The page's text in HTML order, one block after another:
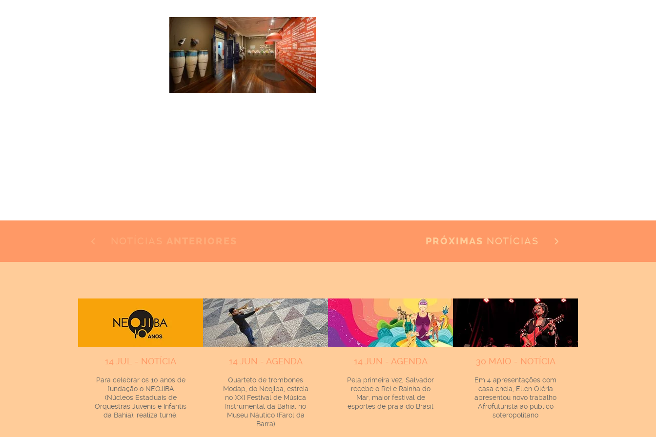
PRÓXIMAS NOTÍCIAS
14 JUL - NOTÍCIA
Para celebrar os 10 anos de
fundação o NEOJIBA
(Núcleos Estaduais de
Orquestras Juvenis e Infantis
da Bahia), realiza turnê.
14 JUN - AGENDA
Quarteto de trombones
Modap, do Neojiba, estreia
no XXI Festival de Música
Instrumental da Bahia, no
Museu Náutico (Farol da
Barra)
14 JUN - AGENDA
Pela primeira vez, Salvador
recebe o Rei e Rainha do
Mar, maior festival de
esportes de praia do Brasil
30 MAIO - NOTÍCIA
Em 4 apresentações com
casa cheia, Ellen Oléria
apresentou novo trabalho
Afrofuturista ao público
soteropolitano